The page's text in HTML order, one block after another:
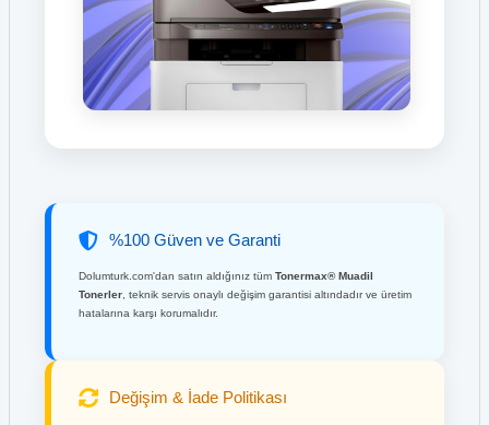
%100 Güven ve Garanti
Dolumturk.com'dan satın aldığınız tüm Tonermax® Muadil
Tonerler , teknik servis onaylı değişim garantisi altındadır ve üretim
hatalarına karşı korumalıdır.
Değişim & İade Politikası